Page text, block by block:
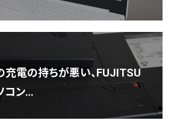
充電の持ちが悪い、FUJITSU
コン…